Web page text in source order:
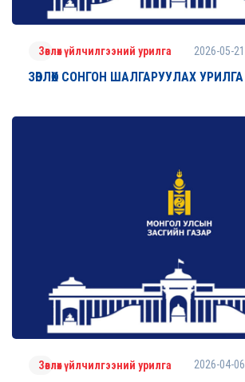
Зөвлөх үйлчилгээний урилга 2026-05-21
ЗӨВЛӨХ СОНГОН ШАЛГАРУУЛАХ УРИЛГА
Зөвлөх үйлчилгээний урилга 2026-04-06